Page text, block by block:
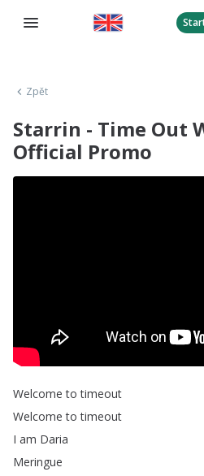
Zpět
Starrin - Time Out
Official Promo
Welcome to timeout
Welcome to timeout
I am Daria
Meringue